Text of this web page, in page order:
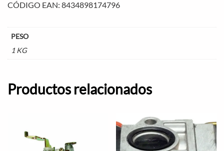
CÓDIGO EAN: 8434898174796
PESO
1 KG
Productos relacionados